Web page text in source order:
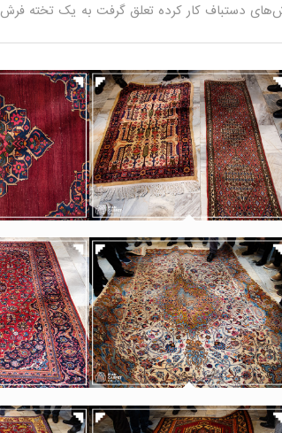
کار کرده تعلق گرفت به یک تخته فرش ۸ متری اراک